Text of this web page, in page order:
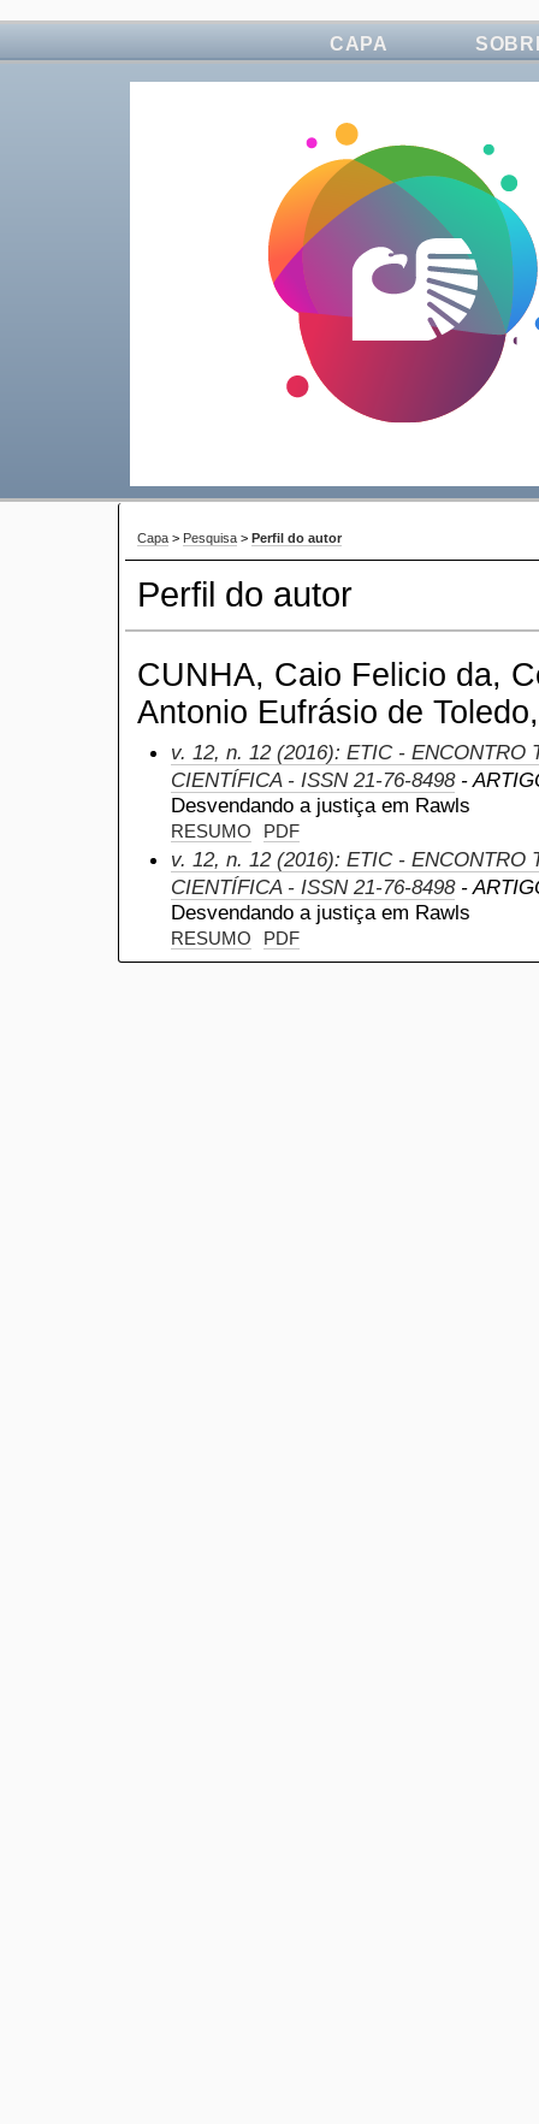
CAPA
Capa > Pesquisa > Perfil do autor
Perfil do autor
CUNHA, Caio Felicio da,
Antonio Eufrásio de
v. 12, n. 12 (2016): ETIC - ENCONTRO
CIENTÍFICA - ISSN 21-76-8498-
Desvendando a justiça em Rawls
RESUMO PDF
v. 12, n. 12 (2016): ETIC - ENCONTRO
CIENTÍFICA - ISSN 21-76-8498-
Desvendando a justiça em Rawls
RESUMO PDF